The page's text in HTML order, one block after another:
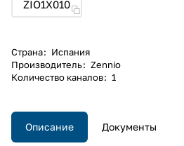
ZIO1X010
Страна: Испания
Производитель: Zennio
Количество каналов: 1
Описание Документы